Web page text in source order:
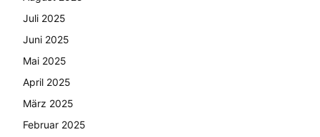
Juli 2025
Juni 2025
Mai 2025
April 2025
März 2025
Februar 2025